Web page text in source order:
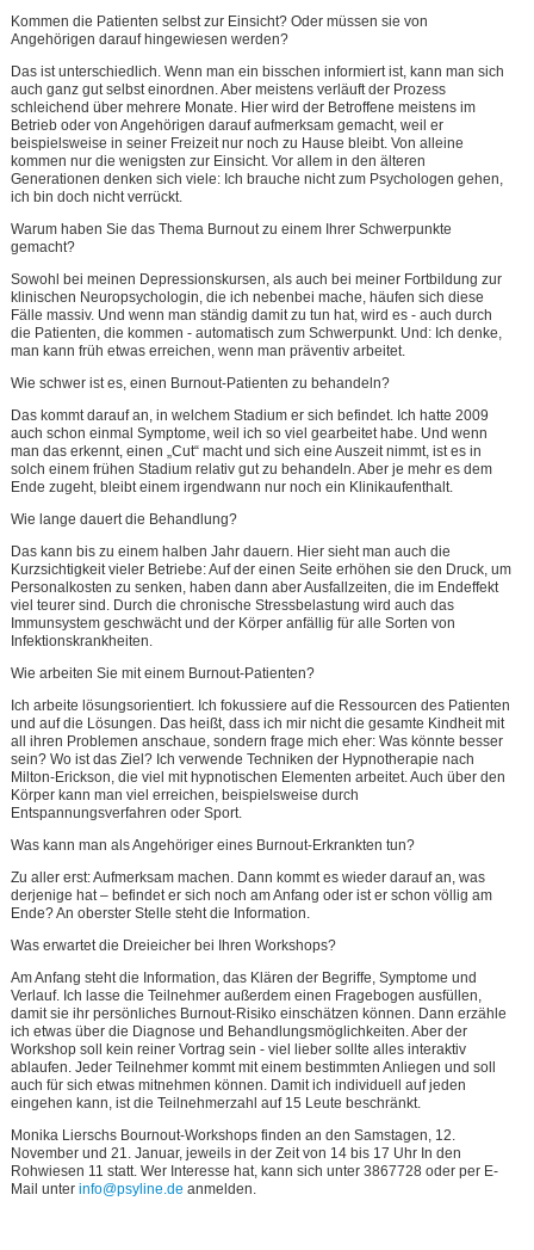
Kommen die Patienten selbst zur Einsicht? Oder müssen sie von
Angehörigen darauf hingewiesen werden?
Das ist unterschiedlich. Wenn man ein bisschen informiert ist, kann man sich
auch ganz gut selbst einordnen. Aber meistens verläuft der Prozess
schleichend über mehrere Monate. Hier wird der Betroffene meistens im
Betrieb oder von Angehörigen darauf aufmerksam gemacht, weil er
beispielsweise in seiner Freizeit nur noch zu Hause bleibt. Von alleine
kommen nur die wenigsten zur Einsicht. Vor allem in den älteren
Generationen denken sich viele: Ich brauche nicht zum Psychologen gehen,
ich bin doch nicht verrückt.
Warum haben Sie das Thema Burnout zu einem Ihrer Schwerpunkte
gemacht?
Sowohl bei meinen Depressionskursen, als auch bei meiner Fortbildung zur
klinischen Neuropsychologin, die ich nebenbei mache, häufen sich diese
Fälle massiv. Und wenn man ständig damit zu tun hat, wird es - auch durch
die Patienten, die kommen - automatisch zum Schwerpunkt. Und: Ich denke,
man kann früh etwas erreichen, wenn man präventiv arbeitet.
Wie schwer ist es, einen Burnout-Patienten zu behandeln?
Das kommt darauf an, in welchem Stadium er sich befindet. Ich hatte 2009
auch schon einmal Symptome, weil ich so viel gearbeitet habe. Und wenn
man das erkennt, einen „Cut“ macht und sich eine Auszeit nimmt, ist es in
solch einem frühen Stadium relativ gut zu behandeln. Aber je mehr es dem
Ende zugeht, bleibt einem irgendwann nur noch ein Klinikaufenthalt.
Wie lange dauert die Behandlung?
Das kann bis zu einem halben Jahr dauern. Hier sieht man auch die
Kurzsichtigkeit vieler Betriebe: Auf der einen Seite erhöhen sie den Druck, um
Personalkosten zu senken, haben dann aber Ausfallzeiten, die im Endeffekt
viel teurer sind. Durch die chronische Stressbelastung wird auch das
Immunsystem geschwächt und der Körper anfällig für alle Sorten von
Infektionskrankheiten.
Wie arbeiten Sie mit einem Burnout-Patienten?
Ich arbeite lösungsorientiert. Ich fokussiere auf die Ressourcen des Patienten
und auf die Lösungen. Das heißt, dass ich mir nicht die gesamte Kindheit mit
all ihren Problemen anschaue, sondern frage mich eher: Was könnte besser
sein? Wo ist das Ziel? Ich verwende Techniken der Hypnotherapie nach
Milton-Erickson, die viel mit hypnotischen Elementen arbeitet. Auch über den
Körper kann man viel erreichen, beispielsweise durch
Entspannungsverfahren oder Sport.
Was kann man als Angehöriger eines Burnout-Erkrankten tun?
Zu aller erst: Aufmerksam machen. Dann kommt es wieder darauf an, was
derjenige hat – befindet er sich noch am Anfang oder ist er schon völlig am
Ende? An oberster Stelle steht die Information.
Was erwartet die Dreieicher bei Ihren Workshops?
Am Anfang steht die Information, das Klären der Begriffe, Symptome und
Verlauf. Ich lasse die Teilnehmer außerdem einen Fragebogen ausfüllen,
damit sie ihr persönliches Burnout-Risiko einschätzen können. Dann erzähle
ich etwas über die Diagnose und Behandlungsmöglichkeiten. Aber der
Workshop soll kein reiner Vortrag sein - viel lieber sollte alles interaktiv
ablaufen. Jeder Teilnehmer kommt mit einem bestimmten Anliegen und soll
auch für sich etwas mitnehmen können. Damit ich individuell auf jeden
eingehen kann, ist die Teilnehmerzahl auf 15 Leute beschränkt.
Monika Lierschs Bournout-Workshops finden an den Samstagen, 12.
November und 21. Januar, jeweils in der Zeit von 14 bis 17 Uhr In den
Rohwiesen 11 statt. Wer Interesse hat, kann sich unter 3867728 oder per E-
Mail unter info@psyline.de anmelden.